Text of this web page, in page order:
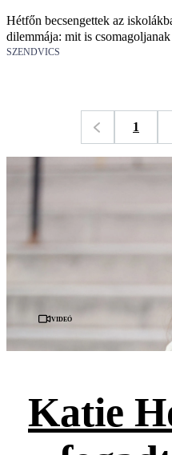
Hétfőn becsengettek az
dilemmája: mit is
SZENDVICS
1
Videó
Katie